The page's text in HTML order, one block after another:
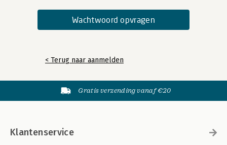
< Terug naar aanmelden
Gratis verzending vanaf €20
Klantenservice